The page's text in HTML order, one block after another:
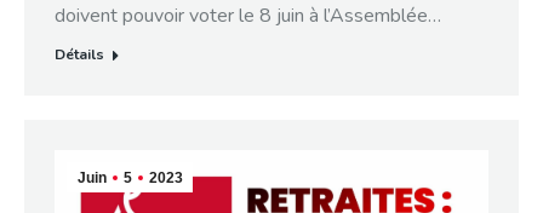
doivent pouvoir voter le 8 juin à l’Assemblée…
Détails
Juin 5 2023